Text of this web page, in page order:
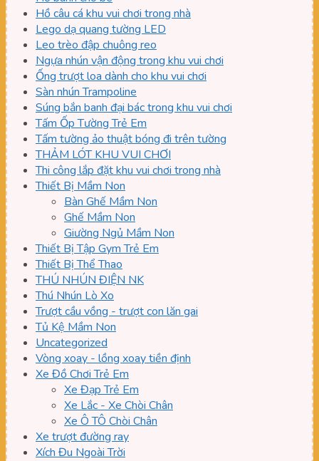
Hồ câu cá khu vui chơi trong nhà
Lego dạ quang tường LED
Leo trèo đập chuông reo
Ngựa nhún vận động trong khu vui chơi
Ống trượt loa dành cho khu vui chơi
Sàn nhún Trampoline
Súng bắn banh đại bác trong khu vui chơi
Tấm Ốp Tường Trẻ Em
Tấm tường ảo thuật bóng đi trên tường
THẢM LÓT KHU VUI CHƠI
Thi công lắp đặt khu vui chơi trong nhà
Thiết Bị Mầm Non
Bàn Ghế Mầm Non
Ghế Mầm Non
Giường Ngủ Mầm Non
Thiết Bị Tập Gym Trẻ Em
Thiết Bị Thể Thao
THÚ NHÚN ĐIỆN NK
Thú Nhún Lò Xo
Trượt cầu vồng - trượt con lăn gai
Tủ Kệ Mầm Non
Uncategorized
Vòng xoay - lồng xoay tiền định
Xe Đồ Chơi Trẻ Em
Xe Đạp Trẻ Em
Xe Lắc - Xe Chòi Chân
Xe Ô TÔ Chòi Chân
Xe trượt đường ray
Xích Đu Ngoài Trời